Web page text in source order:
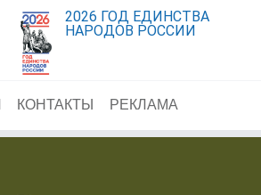
2026 ГОД ЕДИНСТВА
НАРОДОВ РОССИИ
КОНТАКТЫ РЕКЛАМА